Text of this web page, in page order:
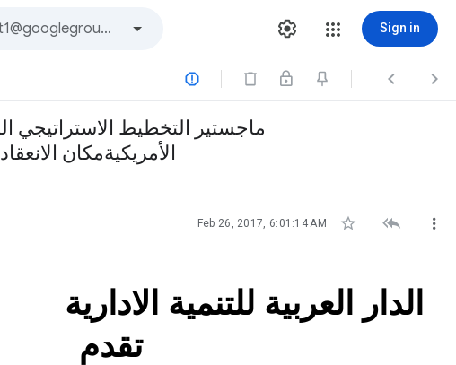
Sign in
  
ماجستير التخطيط الاستراتيجي
الأمريكيةمكان الانعقاد :
Feb 26, 2017, 6:01:14 AM   
الدار العربية للتنمية الادارية
تقدم